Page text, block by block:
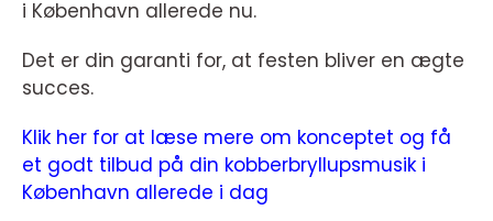
i København allerede nu.
Det er din garanti for, at festen bliver en ægte
succes.
Klik her for at læse mere om konceptet og få
et godt tilbud på din kobberbryllupsmusik i
København allerede i dag